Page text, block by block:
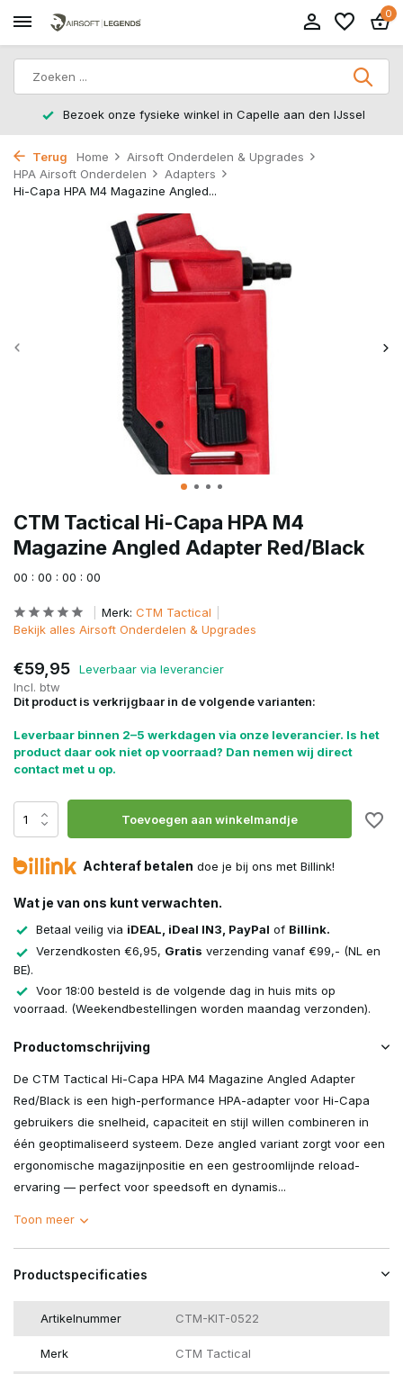
0
Bezoek onze fysieke winkel in Capelle aan den IJssel
Terug Home
Airsoft Onderdelen & Upgrades
HPA Airsoft Onderdelen
Adapters
Hi-Capa HPA M4 Magazine Angled...
CTM Tactical Hi-Capa HPA M4
Magazine Angled Adapter Red/Black
00 : 00 : 00 : 00
Merk: CTM Tactical
Bekijk alles Airsoft Onderdelen & Upgrades
€59,95
Leverbaar via leverancier
Incl. btw
Dit product is verkrijgbaar in de volgende varianten:
Leverbaar binnen 2–5 werkdagen via onze leverancier. Is het
product daar ook niet op voorraad? Dan nemen wij direct
contact met u op.
Toevoegen aan winkelmandje
Achteraf betalen doe je bij ons met Billink!
Wat je van ons kunt verwachten.
Betaal veilig via iDEAL, iDeal IN3, PayPal of Billink.
Verzendkosten €6,95, Gratis verzending vanaf €99,- (NL en
BE).
Voor 18:00 besteld is de volgende dag in huis mits op
voorraad. (Weekendbestellingen worden maandag verzonden).
Productomschrijving
De CTM Tactical Hi-Capa HPA M4 Magazine Angled Adapter
Red/Black is een high-performance HPA-adapter voor Hi-Capa
gebruikers die snelheid, capaciteit en stijl willen combineren in
één geoptimaliseerd systeem. Deze angled variant zorgt voor een
ergonomische magazijnpositie en een gestroomlijnde reload-
ervaring — perfect voor speedsoft en dynamis...
Toon meer
Productspecificaties
Artikelnummer CTM-KIT-0522
Merk CTM Tactical